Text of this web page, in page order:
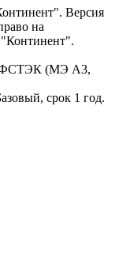
Версия
на
ФСТЭК (МЭ А3,
срок 1 год.